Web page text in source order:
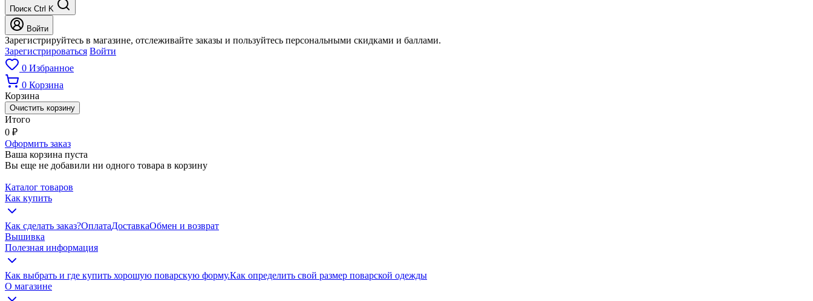
Поиск Ctrl K
Войти
Зарегистрируйтесь в магазине, отслеживайте заказы и пользуйтесь персональными скидками и баллами.
Зарегистрироваться Войти
0 Избранное
0 Корзина
Корзина
Очистить корзину
Итого
0 ₽
Оформить заказ
Ваша корзина пуста
Вы еще не добавили ни одного товара в корзину
Каталог товаров
Как купить
Как сделать заказ?ОплатаДоставкаОбмен и возврат
Вышивка
Полезная информация
Как выбрать и где купить хорошую поварскую форму.Как определить свой размер поварской одежды
О магазине